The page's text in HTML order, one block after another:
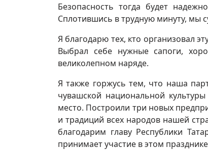
Безопасность тогда будет
Сплотившись в трудную минуту, мы
Я благодарю тех, кто организовал
Выбрал себе нужные сапоги,
великолепном наряде.
Я также горжусь тем, что наша
чувашской национальной
место. Построили три новых
и традиций всех народов нашей
благодарим главу Республики
принимает участие в этом